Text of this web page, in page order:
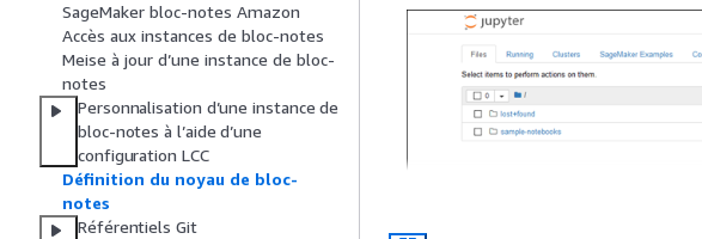
SageMaker bloc-notes Amazon
Accès aux instances de bloc-notes
Meise à jour d’une instance de bloc-
notes
Personnalisation d’une instance de
bloc-notes à l’aide d’une
configuration LCC
Définition du noyau de bloc-
notes
Référentiels Git